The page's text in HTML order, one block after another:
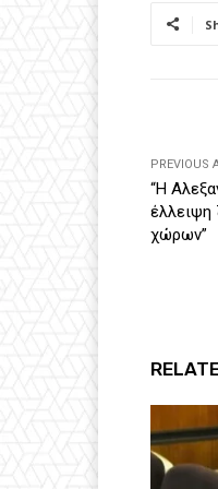
PREVIOUS
“Η
έλλειψη
χώρων”